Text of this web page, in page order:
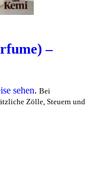
–
sehen. Bei
Zölle, Steuern und